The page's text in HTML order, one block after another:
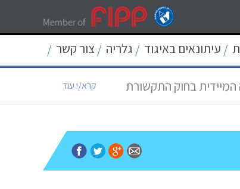
/ עיתונאים באיגוד / גלריה / צור קשר /
קרא/י עוד
בחוק התקשורת קרא/י עוד
קרא/י עוד
קרא/י עוד